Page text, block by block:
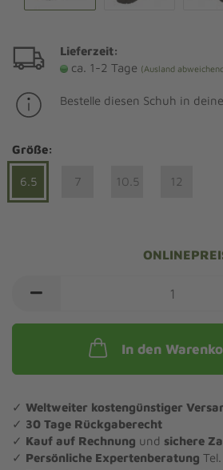
Lieferzeit:
ca. 1-2 Tage (Ausland
Bestelle diesen Schuh in
Größe:
6.5 7 10.5 12
In den
✓ Weltweiter kostengünstiger
✓ 30 Tage Rückgaberecht
✓ Kauf auf Rechnung und sichere
✓ Persönliche Expertenberatung Tel.